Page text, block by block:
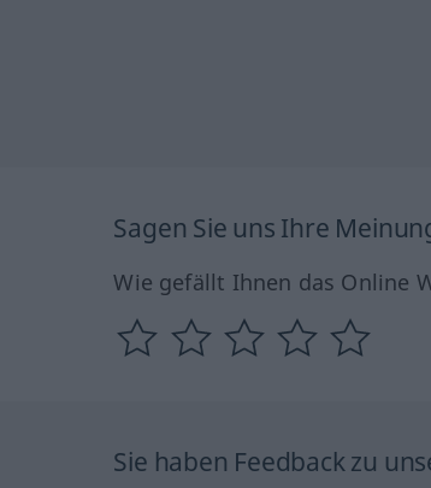
Sagen Sie uns Ihre
Wie gefällt Ihnen das Online
Sie haben Feedback zu